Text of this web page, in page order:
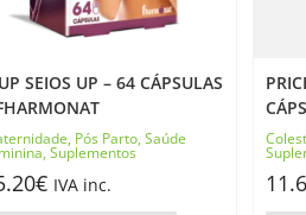
SEIOS UP – 64 CÁPSULAS
, Pós Parto, Saúde
, Suplementos
€ IVA inc.